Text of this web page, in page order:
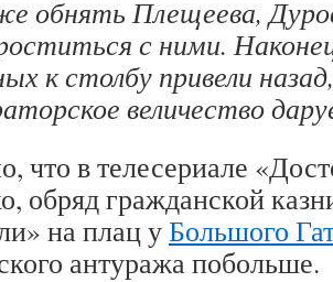
обнять Плещеева,
с ними.
к столбу привели
величество
что в телесериале
обряд гражданской
на плац уБольшого
антуража побольше.